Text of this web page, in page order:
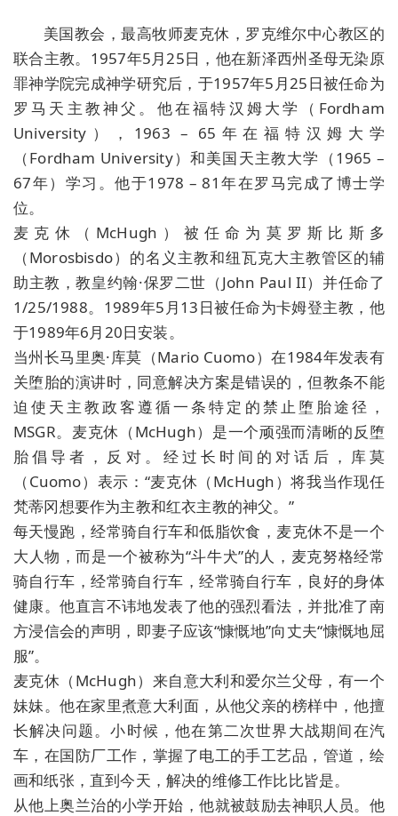
美国教会，最高牧师麦克休，罗克维尔中心教区的
联合主教。1957年5月25日，他在新泽西州圣母无染原
罪神学院完成神学研究后，于1957年5月25日被任命为
罗马天主教神父。他在福特汉姆大学（Fordham
University），1963 – 65年在福特汉姆大学
（Fordham University）和美国天主教大学（1965 –
67年）学习。他于1978 – 81年在罗马完成了博士学
位。
麦克休（McHugh）被任命为莫罗斯比斯多
（Morosbisdo）的名义主教和纽瓦克大主教管区的辅
助主教，教皇约翰·保罗二世（John Paul II）并任命了
1/25/1988。1989年5月13日被任命为卡姆登主教，他
于1989年6月20日安装。
当州长马里奥·库莫（Mario Cuomo）在1984年发表有
关堕胎的演讲时，同意解决方案是错误的，但教条不能
迫使天主教政客遵循一条特定的禁止堕胎途径，
MSGR。麦克休（McHugh）是一个顽强而清晰的反堕
胎倡导者，反对。经过长时间的对话后，库莫
（Cuomo）表示：“麦克休（McHugh）将我当作现任
梵蒂冈想要作为主教和红衣主教的神父。”
每天慢跑，经常骑自行车和低脂饮食，麦克休不是一个
大人物，而是一个被称为“斗牛犬”的人，麦克努格经常
骑自行车，经常骑自行车，经常骑自行车，良好的身体
健康。他直言不讳地发表了他的强烈看法，并批准了南
方浸信会的声明，即妻子应该“慷慨地”向丈夫“慷慨地屈
服”。
麦克休（McHugh）来自意大利和爱尔兰父母，有一个
妹妹。他在家里煮意大利面，从他父亲的榜样中，他擅
长解决问题。小时候，他在第二次世界大战期间在汽
车，在国防厂工作，掌握了电工的手工艺品，管道，绘
画和纸张，直到今天，解决的维修工作比比皆是。
从他上奥兰治的小学开始，他就被鼓励去神职人员。他